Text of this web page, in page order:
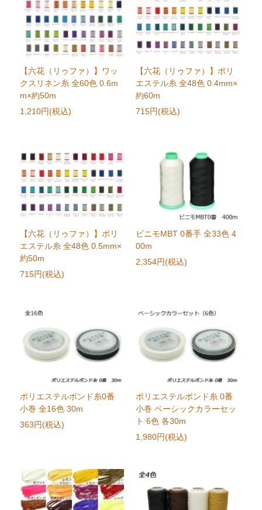
【六花（リゥファ）】ワッ
クスリネン糸 全60色 0.6m
m×約50m
1,210円(税込)
【六花（リゥファ）】ポリ
エステル糸 全48色 0.4mm×
約60m
715円(税込)
【六花（リゥファ）】ポリ
エステル糸 全48色 0.5mm×
約50m
715円(税込)
ビニモMBT 0番手 全33色 4
00m
2,354円(税込)
ポリエステルボンド糸0番
小巻 全16色 30m
363円(税込)
ポリエステルボンド糸 0番
小巻 ベーシックカラーセッ
ト 6色 各30m
1,980円(税込)